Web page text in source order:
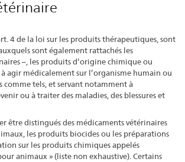
4 de la loi sur les produits thérapeutiques, sont
sont également rattachés les
–, les produits d’origine chimique ou
agir médicalement sur l’organisme humain ou
comme tels, et servant notamment à
ou à traiter des maladies, des blessures et
être distingués des médicaments vétérinaires
les produits biocides ou les préparations
sur les produits chimiques appelés
animaux » (liste non exhaustive). Certains